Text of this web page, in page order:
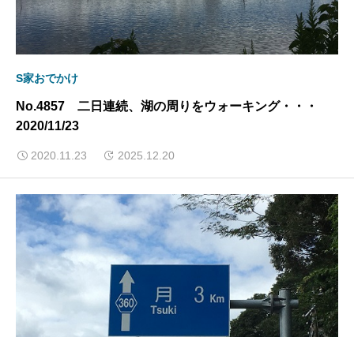
S家おでかけ
No.4857 二日連続、湖の周りをウォーキング・・・
2020/11/23
2020.11.23 2025.12.20